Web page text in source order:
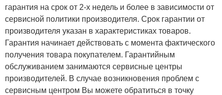
гарантия на срок от 2-х недель и более в зависимости от
сервисной политики производителя. Срок гарантии от
производителя указан в характеристиках товаров.
Гарантия начинает действовать с момента фактического
получения товара покупателем. Гарантийным
обслуживанием занимаются сервисные центры
производителей. В случае возникновения проблем с
сервисным центром Вы можете обратиться в точку